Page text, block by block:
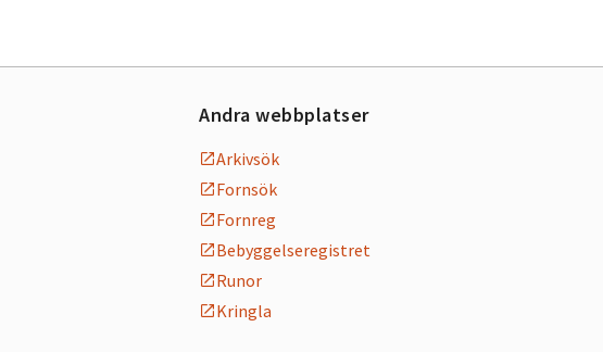
Andra webbplatser
Arkivsök
Fornsök
Fornreg
Bebyggelseregistret
Runor
Kringla